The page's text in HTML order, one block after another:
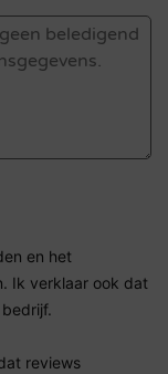
en het
Ik verklaar ook dat
reviews